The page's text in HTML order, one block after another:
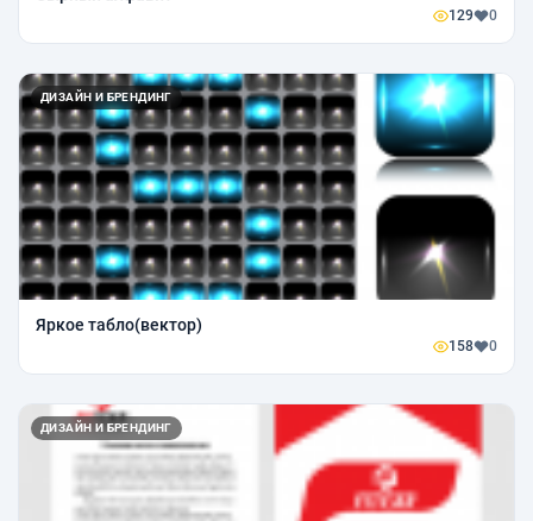
129 0
ДИЗАЙН И БРЕНДИНГ
Яркое табло(вектор)
158 0
ДИЗАЙН И БРЕНДИНГ